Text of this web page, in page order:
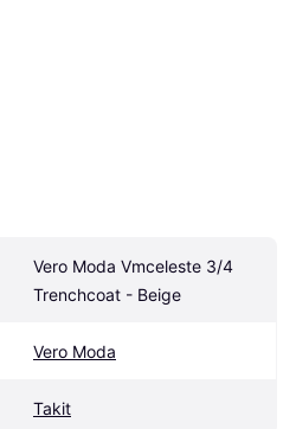
Vero Moda Vmceleste 3/4
Trenchcoat - Beige
Vero Moda
Takit